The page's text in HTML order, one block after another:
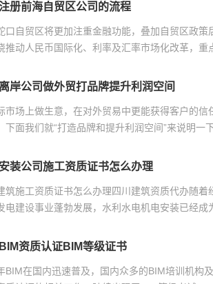
册前海自贸区公司的流程
口自贸区将更加注重金融功能，叠加自贸区政策
推动人民币国际化、利率及汇率市场化改革，重
岸公司做外贸打品牌提升利润空间
市场上做生意，在对外贸易中更能获得客户的信
下面我们就“打造品牌和提升利润空间”来说明一
装公司施工资质证书怎么办理
筑施工资质证书怎么办理四川建筑资质代办随着
电建设事业蓬勃发展，水利水电机电安装已经成
资质认证BIM等级证书
BIM在国内迅速普及，国内众多的BIM培训机构